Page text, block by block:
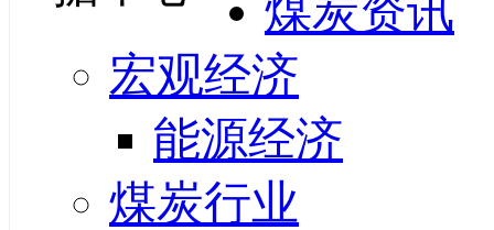
煤炭资讯
宏观经济
能源经济
煤炭行业